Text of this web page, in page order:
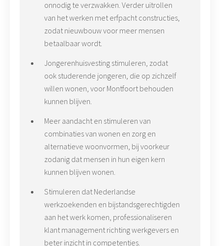
onnodig te verzwakken. Verder uitrollen
van het werken met erfpacht constructies,
zodat nieuwbouw voor meer mensen
betaalbaar wordt.
Jongerenhuisvesting stimuleren, zodat
ook studerende jongeren, die op zichzelf
willen wonen, voor Montfoort behouden
kunnen blijven.
Meer aandacht en stimuleren van
combinaties van wonen en zorg en
alternatieve woonvormen, bij voorkeur
zodanig dat mensen in hun eigen kern
kunnen blijven wonen.
Stimuleren dat Nederlandse
werkzoekenden en bijstandsgerechtigden
aan het werk komen, professionaliseren
klant management richting werkgevers en
beter inzicht in competenties.